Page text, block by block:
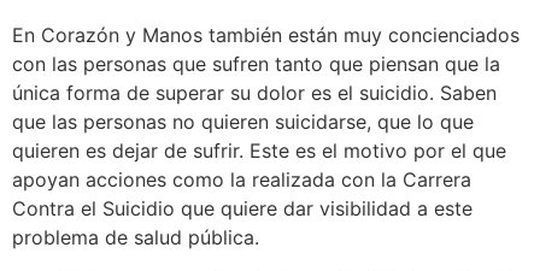
En Corazón y Manos también están muy concienciados
con las personas que sufren tanto que piensan que la
única forma de superar su dolor es el suicidio. Saben
que las personas no quieren suicidarse, que lo que
quieren es dejar de sufrir. Este es el motivo por el que
apoyan acciones como la realizada con la Carrera
Contra el Suicidio que quiere dar visibilidad a este
problema de salud pública.